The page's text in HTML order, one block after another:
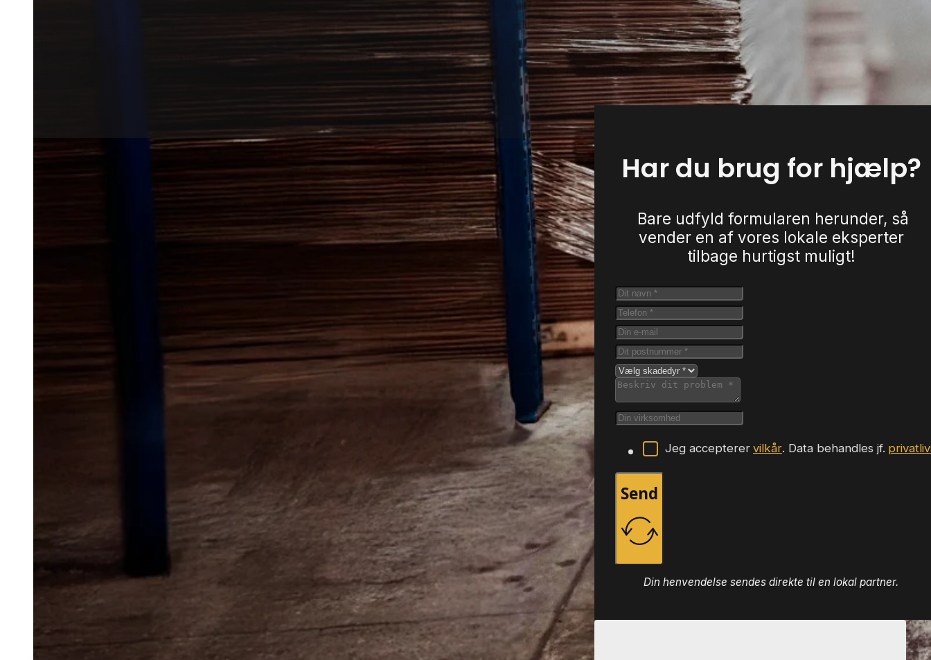
Lokal bekæmpelse af
Myrer kan hurtigt gå fra at være et mindre irritationsmoment
til et tilbagevendende problem omkring boligen. De søger
ofte mod lune områder, tørre hulrum og steder med let
adgang til føde, og derfor kan de være svære at holde væk,
hvis de først har fundet gode ruter omkring huset. I mindre
bymiljøer med haver, småbygninger og rolige boliggader
opstår udfordringen ofte ved, at myrerne får mange
uforstyrrede steder at bevæge sig mellem.
I Tårup viser problemerne sig typisk omkring stille villaveje,
haver med beplantning og kompost samt ved carporte,
skure og garager, hvor myrer let kan finde skjul og faste
færdselsveje. Blandede boligområder med både ældre og
nyere huse giver også mange overgange mellem
belægning, jord og bygninger. Du kan få myrehjælp i Tårup
gennem vores lokale partnere. Udfyld formularen, så
forbinder vi dig med en specialist fra nærområdet.
Har du brug for hjælp?
Bare udfyld formularen herunder, så
vender en af vores lokale eksperter
tilbage hurtigst muligt!
Jeg accepterer vilkår. Data behandles jf.
Send
Din henvendelse sendes direkte til en lokal partner.